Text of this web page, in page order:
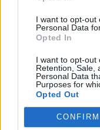
I want to opt-out
Personal Data
Opted In
I want to opt-out
Retention, Sale,
Personal Data
Purposes for
Opted Out
CONFIRM
centralne
Opozorilo:Po
posameznik
sovraštva, nasilja
rasističnimi,